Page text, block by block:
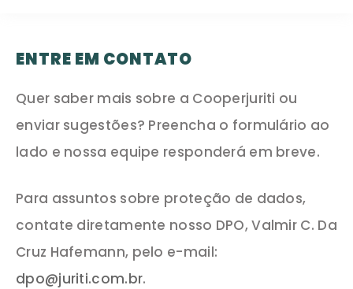
ENTRE EM CONTATO
Quer saber mais sobre a Cooperjuriti ou
enviar sugestões? Preencha o formulário ao
lado e nossa equipe responderá em breve.
Para assuntos sobre proteção de dados,
contate diretamente nosso DPO, Valmir C. Da
Cruz Hafemann, pelo e-mail:
dpo@juriti.com.br.